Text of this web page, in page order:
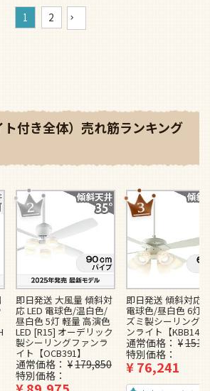
1 2
付き全体）売れ筋ランキング
即日発送 大風量 傾斜対
応 LED 電球色/温白色/
昼白色 5灯 軽量 高演色
LED [R15] オーデリック
製シーリングファンラ
イト【OCB391】
通常価格 ¥179,850
特別価格
即日発送 傾斜対応
電球色/昼白色 6灯
ズミ製シーリング
ンライト【KBB148
通常価格 ¥
特別価格
¥76,241